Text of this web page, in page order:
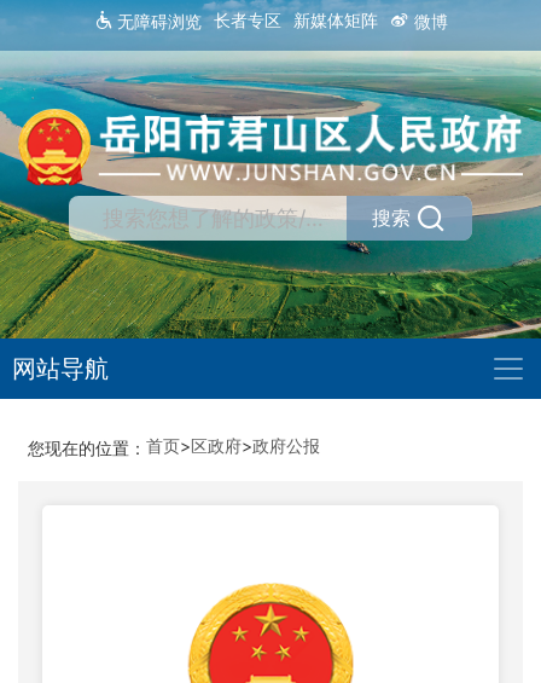
无障碍浏览 长者专区 新媒体矩阵 微博
搜索
网站导航
您现在的位置： 首页>区政府>政府公报